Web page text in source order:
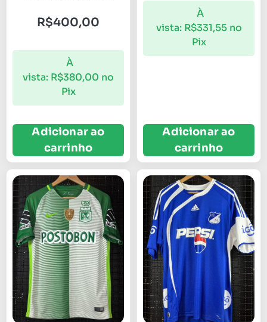
R$400,00
À
vista: R$380,00 no
Pix
Adicionar ao
carrinho
À
vista: R$331,55 no
Pix
Adicionar ao
carrinho